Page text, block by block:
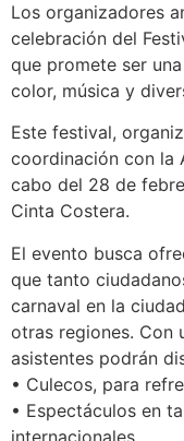
Los organizadores
celebración del
que promete ser
color, música y
Este festival,
coordinación con la
cabo del 28 de
Cinta Costera.
El evento busca
que tanto
carnaval en la
otras regiones. Con
asistentes podrán
• Culecos, para
• Espectáculos en
internacionales.